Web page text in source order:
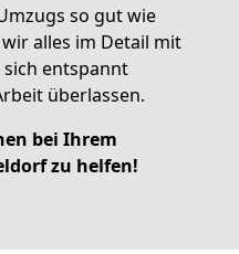
so gut wie
alles im Detail mit
sich entspannt
überlassen.
bei Ihrem
zu helfen!